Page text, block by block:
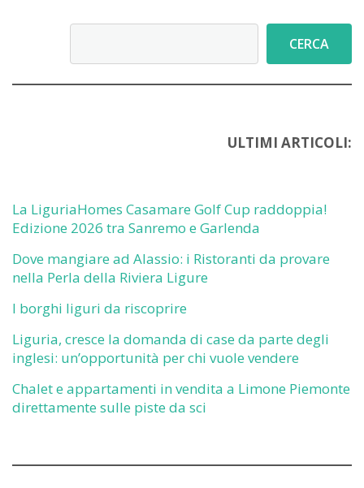
CERCA
ULTIMI ARTICOLI:
La LiguriaHomes Casamare Golf Cup raddoppia!
Edizione 2026 tra Sanremo e Garlenda
Dove mangiare ad Alassio: i Ristoranti da provare
nella Perla della Riviera Ligure
I borghi liguri da riscoprire
Liguria, cresce la domanda di case da parte degli
inglesi: un’opportunità per chi vuole vendere
Chalet e appartamenti in vendita a Limone Piemonte
direttamente sulle piste da sci